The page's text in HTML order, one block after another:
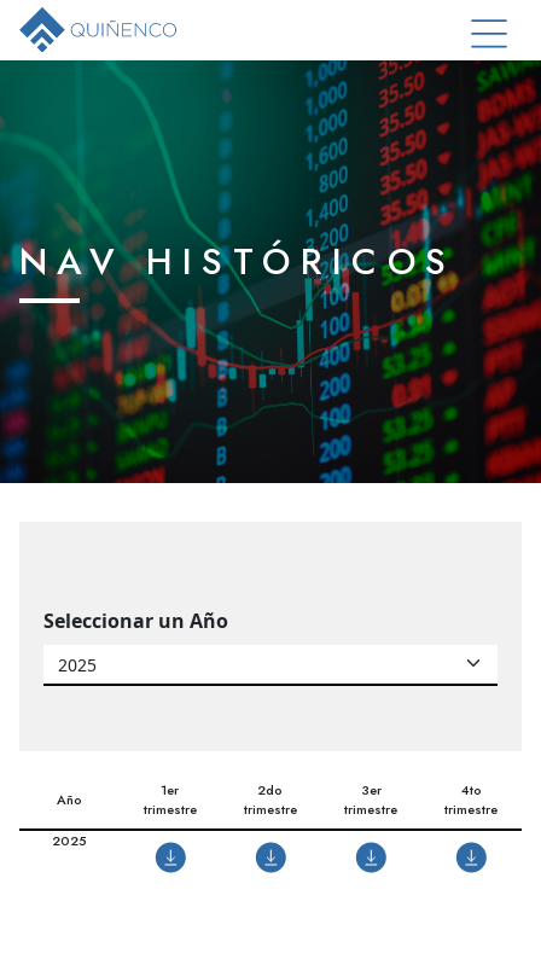
NAV HISTÓRICOS
Seleccionar un Año
Año
1er
trimestre
2do
trimestre
3er
trimestre
4to
trimestre
2025